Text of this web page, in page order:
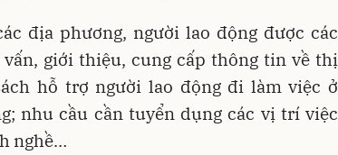
địa phương, người lao động được các
giới thiệu, cung cấp thông tin về thị
hỗ trợ người lao động đi làm việc ở
nhu cầu cần tuyển dụng các vị trí việc
nghề…